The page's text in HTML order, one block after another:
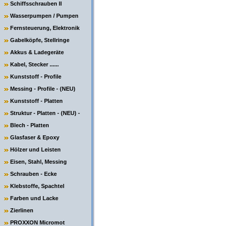
Schiffsschrauben II
Wasserpumpen / Pumpen
Fernsteuerung, Elektronik
Gabelköpfe, Stellringe
Akkus & Ladegeräte
Kabel, Stecker ......
Kunststoff - Profile
Messing - Profile - (NEU)
Kunststoff - Platten
Struktur - Platten - (NEU) -
Blech - Platten
Glasfaser & Epoxy
Hölzer und Leisten
Eisen, Stahl, Messing
Schrauben - Ecke
Klebstoffe, Spachtel
Farben und Lacke
Zierlinen
PROXXON Micromot